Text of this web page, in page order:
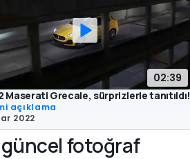
02:39
Maserati Grecale, sürprizlerle tanıtıldı!
açıklama
2022
güncel fotoğraf